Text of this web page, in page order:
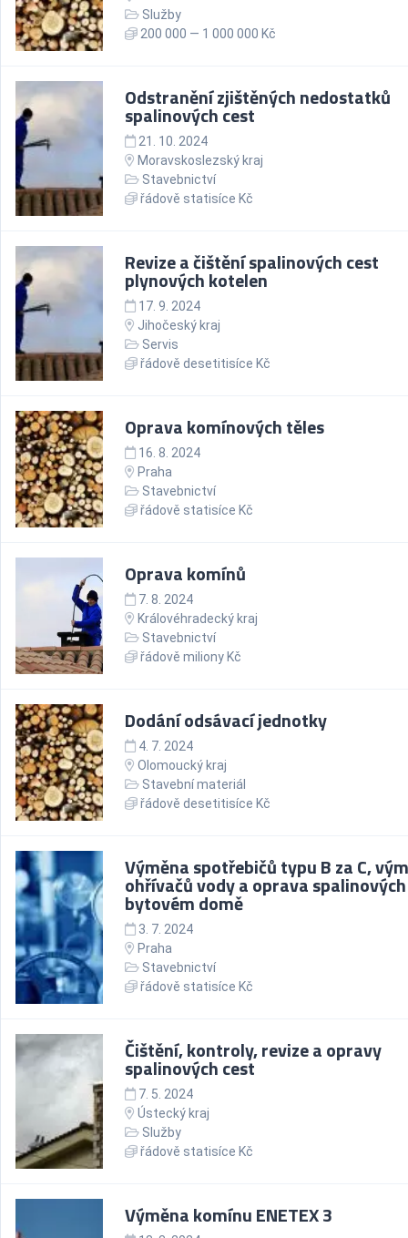
Služby
200 000 — 1 000 000 Kč
Odstranění zjištěných nedostatků
spalinových cest
21. 10. 2024
Moravskoslezský kraj
Stavebnictví
řádově statisíce Kč
Revize a čištění spalinových cest
plynových kotelen
17. 9. 2024
Jihočeský kraj
Servis
řádově desetitisíce Kč
Oprava komínových těles
16. 8. 2024
Praha
Stavebnictví
řádově statisíce Kč
Oprava komínů
7. 8. 2024
Královéhradecký kraj
Stavebnictví
řádově miliony Kč
Dodání odsávací jednotky
4. 7. 2024
Olomoucký kraj
Stavební materiál
řádově desetitisíce Kč
Výměna spotřebičů typu B za C,
ohřívačů vody a oprava
bytovém domě
3. 7. 2024
Praha
Stavebnictví
řádově statisíce Kč
Čištění, kontroly, revize a opravy
spalinových cest
7. 5. 2024
Ústecký kraj
Služby
řádově statisíce Kč
Výměna komínu ENETEX 3